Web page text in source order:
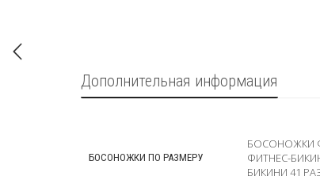
Дополнительная информация
БОСОНОЖКИ ПО РАЗМЕРУ
БОСОНОЖКИ
ФИТНЕС-
БИКИНИ 41